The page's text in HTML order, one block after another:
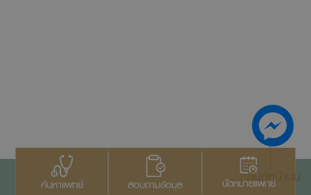
ค้นหาแพทย์ สอบถามข้อมูล นัดหมายแพทย์
กลับสู่หน้าบน